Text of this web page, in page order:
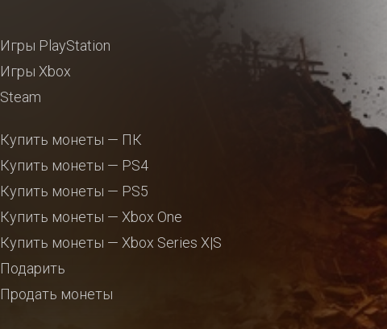
Игры PlayStation
Игры Xbox
Steam
Купить монеты — ПК
Купить монеты — PS4
Купить монеты — PS5
Купить монеты — Xbox One
Купить монеты — Xbox Series X|S
Подарить
Продать монеты